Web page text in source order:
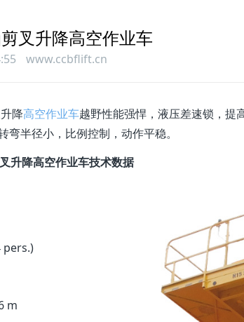
叉升降高空作业车
www.ccbflift.cn
降高空作业车越野性能强悍，液压差速锁，提
弯半径小，比例控制，动作平稳。
升降高空作业车技术数据
pers.)
m